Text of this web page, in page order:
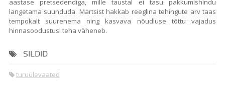
aastase pretsedendiga, mille taustal ei tasu pakkumishindu
langetama suunduda. Märtsist hakkab reeglina tehingute arv taas
tempokalt suurenema ning kasvava nõudluse tõttu vajadus
hinnasoodustusi teha väheneb.
SILDID
turuülevaated